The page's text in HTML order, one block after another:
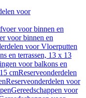
voor
voor binnen en
voor binnen en
voor Vloerputten
en terrassen, 13 x 13
voor balkons en
cmReserveonderdelen
Reserveonderdelen voor
Gereedschappen voor